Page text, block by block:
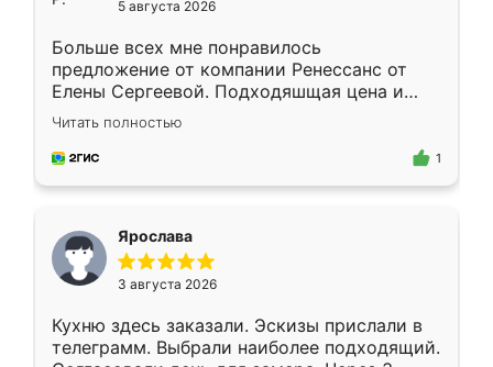
5 августа 2026
Больше всех мне понравилось
предложение от компании Ренессанс от
Елены Сергеевой. Подходяшщая цена и
короткие сроки изготовления. Приехавший
для замера сотрудник Владислав
предложил по моему эскизу самый
Читать полностью
1
Ярослава
3 августа 2026
Кухню здесь заказали. Эскизы прислали в
телеграмм. Выбрали наиболее подходящий.